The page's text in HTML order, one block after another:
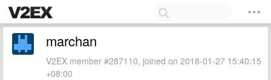
marchan
V2EX member #287110, joined on 2018-01-27 15:40:15
+08:00